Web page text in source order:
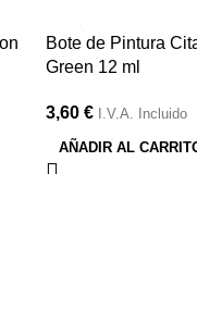
Bote de Pintura
Green 12 ml
3,60 € I.V.A. Incluido
AÑADIR AL